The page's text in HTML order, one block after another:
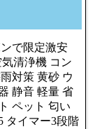
で限定激安
清浄機 コン
対策 黄砂 ウ
静音 軽量 省
ペット 匂い
タイマー3段階